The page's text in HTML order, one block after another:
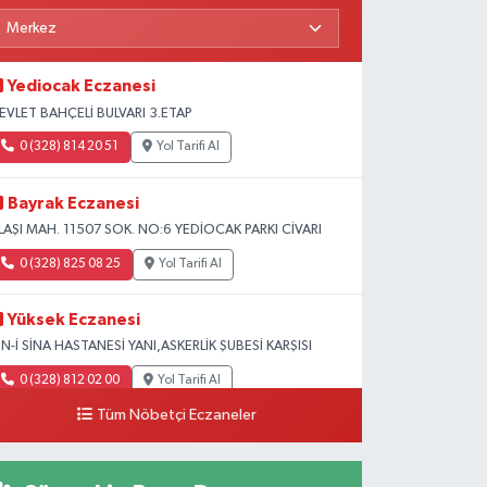
Yediocak Eczanesi
BAHÇELİ BULVARI 3.ETAP
0 (328) 814 20 51 Yol Tarifi Al
Bayrak Eczanesi
MAH. 11507 SOK. NO:6 YEDİOCAK PARKI CİVARI
0 (328) 825 08 25 Yol Tarifi Al
Yüksek Eczanesi
İ SİNA HASTANESİ YANI,ASKERLİK ŞUBESİ KARŞISI
0 (328) 812 02 00 Yol Tarifi Al
Tüm Nöbetçi Eczaneler